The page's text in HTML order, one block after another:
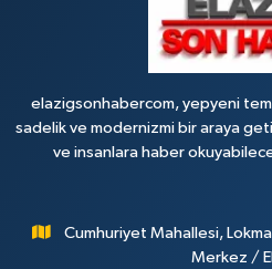
elazigsonhabercom, yepyeni
sadelik ve modernizmi bir araya
ve insanlara haber
Cumhuriyet Mahallesi,
Merkez /